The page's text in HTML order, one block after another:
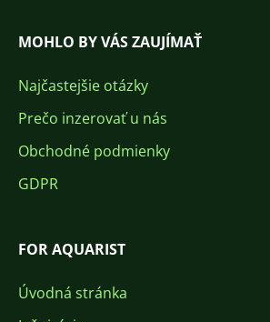
MOHLO BY VÁS ZAUJÍMAŤ
Najčastejšie otázky
Prečo inzerovať u nás
Obchodné podmienky
GDPR
FOR AQUARIST
Úvodná stránka